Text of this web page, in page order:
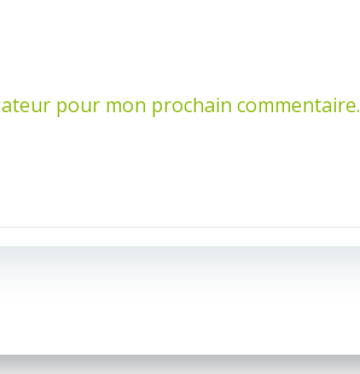
pour mon prochain commentaire.